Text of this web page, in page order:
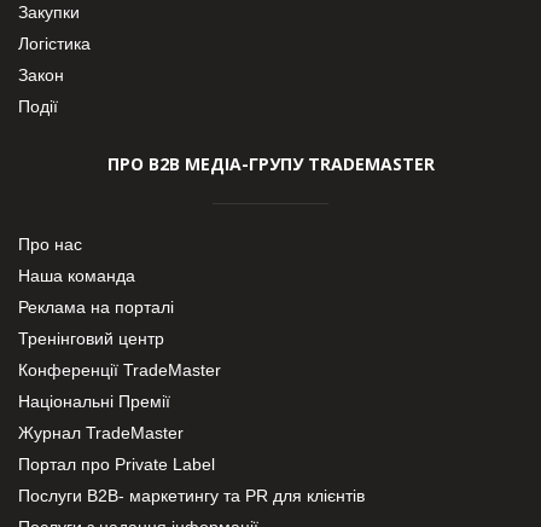
Закупки
Логістика
Закон
Події
ПРО В2В МЕДІА-ГРУПУ TRADEMASTER
Про нас
Наша команда
Реклама на порталі
Тренінговий центр
Конференції TradeMaster
Національні Премії
Журнал TradeMaster
Портал про Private Label
Послуги В2В- маркетингу та PR для клієнтів